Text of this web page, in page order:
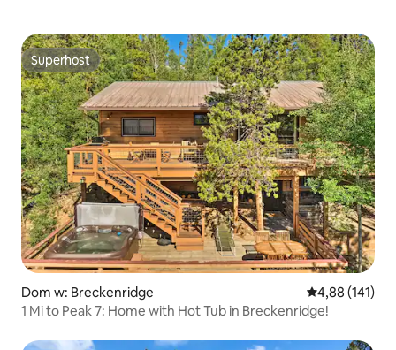
Superhost
Superhost
Dom w: Breckenridge Średnia
4,88 (141)
1 Mi to Peak 7: Home with Hot Tub in Breckenridge!